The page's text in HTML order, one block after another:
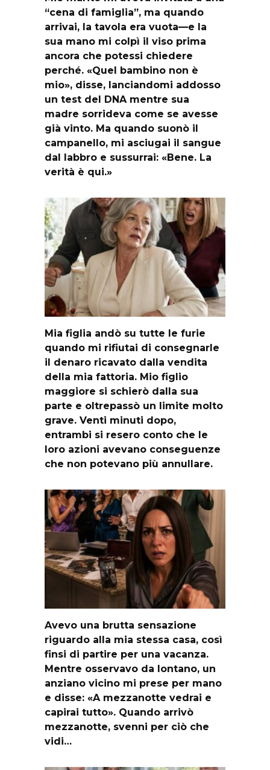
“cena di famiglia”, ma quando
arrivai, la tavola era vuota—e la
sua mano mi colpì il viso prima
ancora che potessi chiedere
perché. «Quel bambino non è
mio», disse, lanciandomi addosso
un test del DNA mentre sua
madre sorrideva come se avesse
già vinto. Ma quando suonò il
campanello, mi asciugai il sangue
dal labbro e sussurrai: «Bene. La
verità è qui.»
Mia figlia andò su tutte le furie
quando mi rifiutai di consegnarle
il denaro ricavato dalla vendita
della mia fattoria. Mio figlio
maggiore si schierò dalla sua
parte e oltrepassò un limite molto
grave. Venti minuti dopo,
entrambi si resero conto che le
loro azioni avevano conseguenze
che non potevano più annullare.
Avevo una brutta sensazione
riguardo alla mia stessa casa, così
finsi di partire per una vacanza.
Mentre osservavo da lontano, un
anziano vicino mi prese per mano
e disse: «A mezzanotte vedrai e
capirai tutto». Quando arrivò
mezzanotte, svenni per ciò che
vidi…